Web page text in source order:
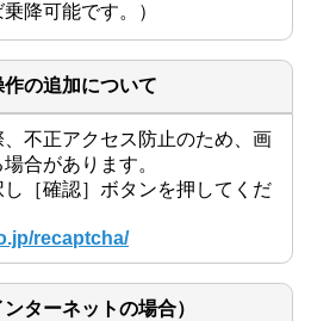
乗降可能です。）
の追加について
不正アクセス防止のため、画
合があります。
［確認］ボタンを押してくだ
recaptcha/
ターネットの場合）